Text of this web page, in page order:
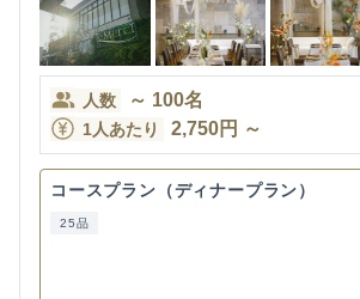
人数 ～ 100名
1人あたり 2,750円 ～
コースプラン（ディナープラン）
25品